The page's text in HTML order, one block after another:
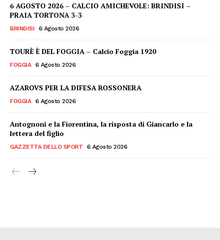
6 AGOSTO 2026 – CALCIO AMICHEVOLE: BRINDISI –
PRAIA TORTONA 3-3
BRINDISI 6 Agosto 2026
TOURÈ È DEL FOGGIA – Calcio Foggia 1920
FOGGIA 6 Agosto 2026
AZAROVS PER LA DIFESA ROSSONERA
FOGGIA 6 Agosto 2026
Antognoni e la Fiorentina, la risposta di Giancarlo e la
lettera del figlio
GAZZETTA DELLO SPORT 6 Agosto 2026